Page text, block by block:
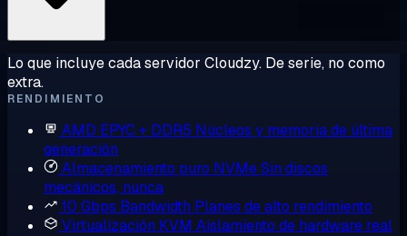
Lo que incluye cada servidor Cloudzy. De serie, no como
extra.
RENDIMIENTO
AMD EPYC + DDR5 Núcleos y memoria de última
generación
Almacenamiento puro NVMeSin discos
mecánicos, nunca
10 Gbps Bandwidth Planes de alto rendimiento
Virtualización KVM Aislamiento de hardware real